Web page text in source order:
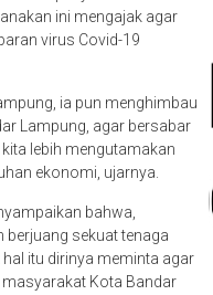
ini mengajak agar
virus Covid-19
ia pun menghimbau
Lampung, agar bersabar
lebih mengutamakan
ekonomi, ujarnya.
bahwa,
berjuang sekuat tenaga
itu dirinya meminta agar
Kota Bandar